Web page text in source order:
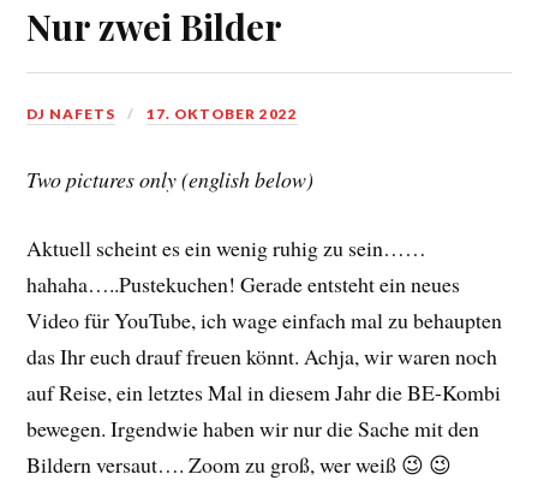
Nur zwei Bilder
DJ NAFETS 17. OKTOBER 2022
Two pictures only (english below)
Aktuell scheint es ein wenig ruhig zu sein……
hahaha…..Pustekuchen! Gerade entsteht ein neues
Video für YouTube, ich wage einfach mal zu behaupten
das Ihr euch drauf freuen könnt. Achja, wir waren noch
auf Reise, ein letztes Mal in diesem Jahr die BE-Kombi
bewegen. Irgendwie haben wir nur die Sache mit den
Bildern versaut…. Zoom zu groß, wer weiß 😉 😉